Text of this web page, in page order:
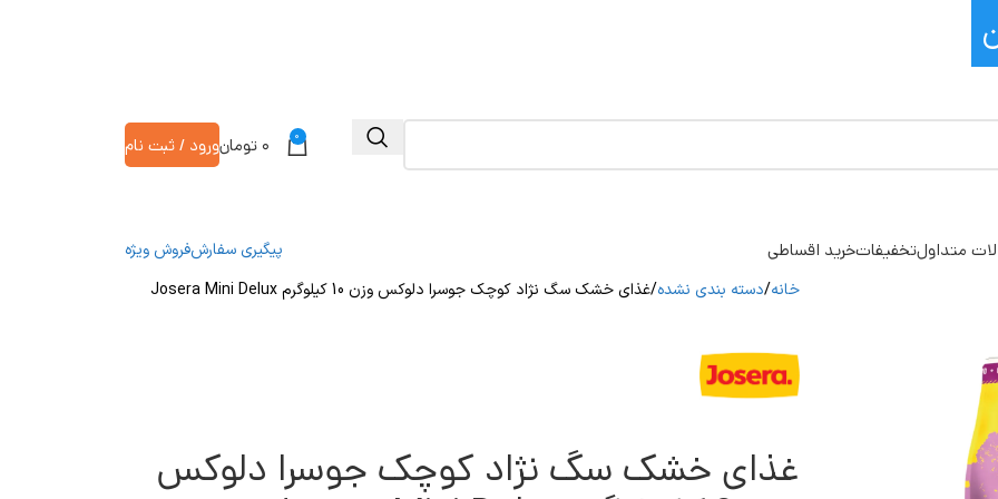
0 ۰تومانورود / ثبت نام
متداولتخفیفاتخرید اقساطی پیگیری سفارشفروش ویژه
خانه دسته بندی نشده غذای خشک سگ نژاد کوچک جوسرا دلوکس وزن 10 کیلوگرم Josera Mini Delux
غذای خشک سگ نژاد کوچک جوسرا دلوکس